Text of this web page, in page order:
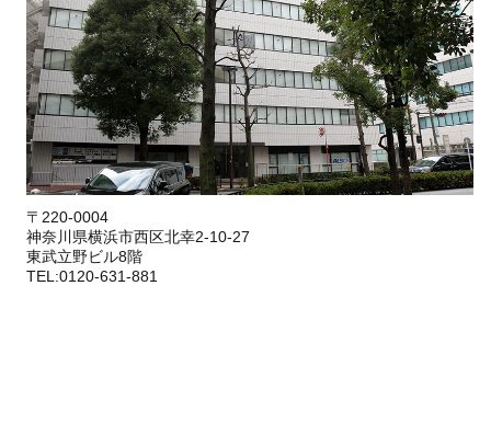
〒220-0004
神奈川県横浜市西区北幸2-10-27
東武立野ビル8階
TEL:0120-631-881